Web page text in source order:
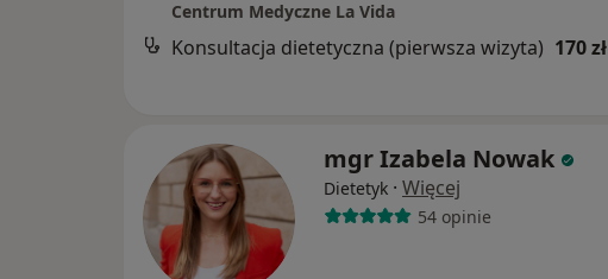
Centrum Medyczne La Vida
Konsultacja dietetyczna (pierwsza wizyta) 170 zł
mgr Izabela Nowak
Dietetyk · Więcej
54 opinie